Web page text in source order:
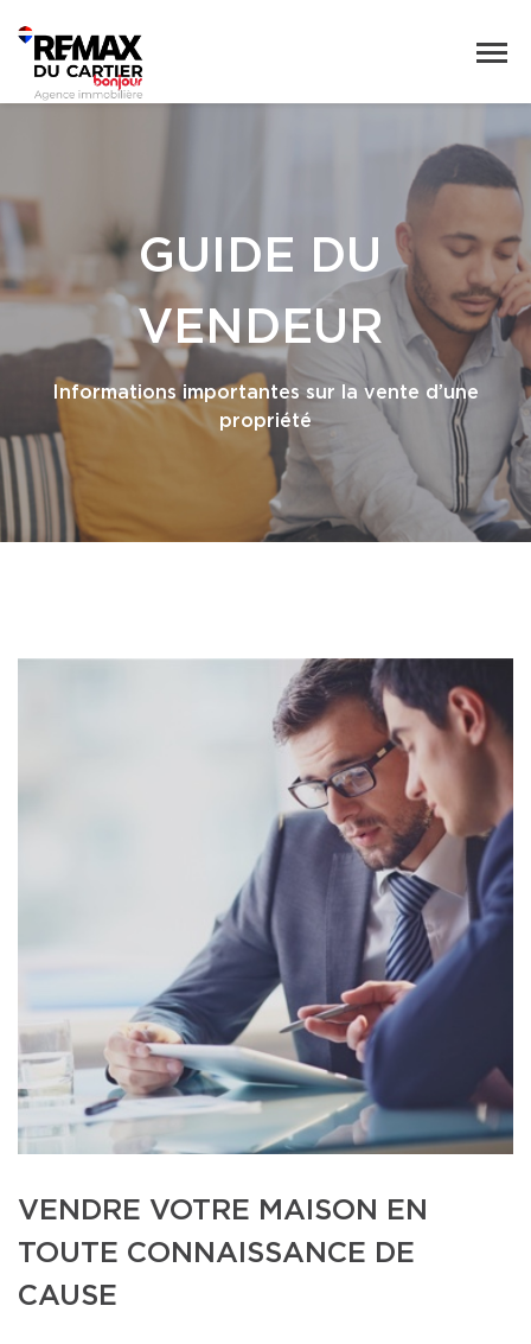
GUIDE DU
VENDEUR
Informations importantes sur la vente d’une
propriété
VENDRE VOTRE MAISON EN
TOUTE CONNAISSANCE DE
CAUSE